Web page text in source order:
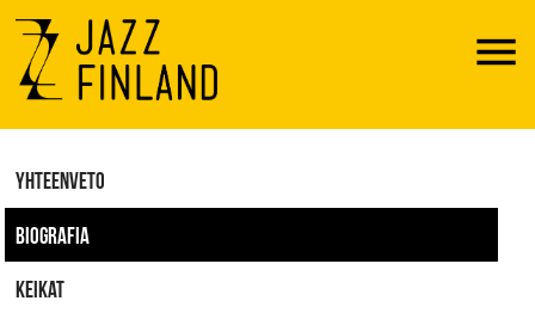
Menu
YHTEENVETO
BIOGRAFIA
KEIKAT